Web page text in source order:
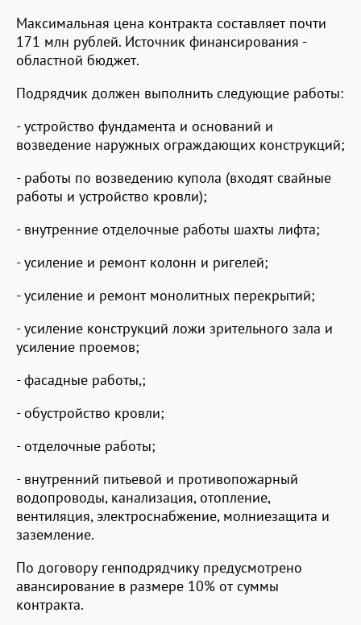
Максимальная цена контракта составляет почти
171 млн рублей. Источник финансирования -
областной бюджет.
Подрядчик должен выполнить следующие работы:
- устройство фундамента и оснований и
возведение наружных ограждающих конструкций;
- работы по возведению купола (входят свайные
работы и устройство кровли);
- внутренние отделочные работы шахты лифта;
- усиление и ремонт колонн и ригелей;
- усиление и ремонт монолитных перекрытий;
- усиление конструкций ложи зрительного зала и
усиление проемов;
- фасадные работы,;
- обустройство кровли;
- отделочные работы;
- внутренний питьевой и противопожарный
водопроводы, канализация, отопление,
вентиляция, электроснабжение, молниезащита и
заземление.
По договору генподрядчику предусмотрено
авансирование в размере 10% от суммы
контракта.